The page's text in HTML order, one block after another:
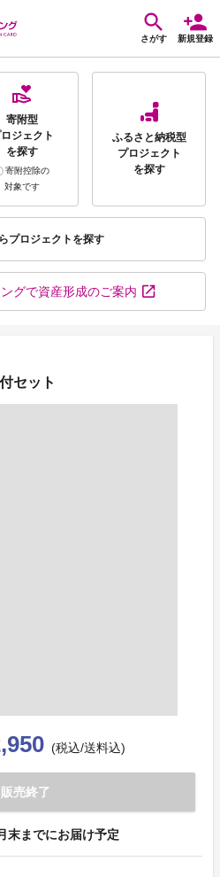
さがす 新規登録
寄附型
ジェクト
を探す
寄附控除の
対象です
ふるさと納税型
プロジェクト
を探す
プロジェクトを探す
グで資産形成のご案内
セット
(税込/送料込)
販売終了
末までにお届け予定